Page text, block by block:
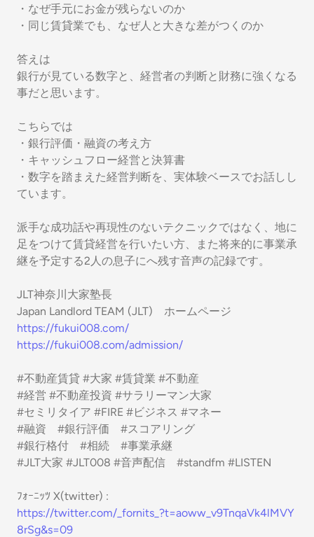
・なぜ手元にお金が残らないのか
・同じ賃貸業でも、なぜ人と大きな差がつくのか
答えは
銀行が見ている数字と、経営者の判断と財務に強くなる
事だと思います。
こちらでは
・銀行評価・融資の考え方
・キャッシュフロー経営と決算書
・数字を踏まえた経営判断を、実体験ベースでお話しし
ています。
派手な成功話や再現性のないテクニックではなく、地に
足をつけて賃貸経営を行いたい方、また将来的に事業承
継を予定する2人の息子にへ残す音声の記録です。
JLT神奈川大家塾長
Japan Landlord TEAM (JLT) ホームページ
https://fukui008.com/
https://fukui008.com/admission/
#不動産賃貸 #大家 #賃貸業 #不動産
#経営 #不動産投資 #サラリーマン大家
#セミリタイア #FIRE #ビジネス #マネー
#融資 #銀行評価 #スコアリング
#銀行格付 #相続 #事業承継
#JLT大家 #JLT008 #音声配信 #standfm #LISTEN
ﾌｫｰﾆｯﾂ X(twitter) :
https://twitter.com/_fornits_?t=aoww_v9TnqaVk4lMVY
8rSg&s=09